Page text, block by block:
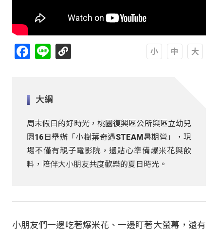
Facebook
Line
大綱
周末假日的好時光，桃園復興區公所與區立幼兒
園16日舉辦「小樹葉奇遇STEAM暑期營」，現
場不僅有親子電影院，還貼心準備爆米花與飲
料，陪伴大小朋友共度歡樂的夏日時光。
小朋友們一邊吃著爆米花、一邊盯著大螢幕，還有